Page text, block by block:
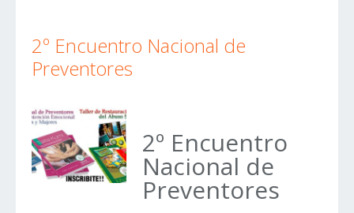
2º Encuentro Nacional de
Preventores
2º Encuentro
Nacional de
Preventores